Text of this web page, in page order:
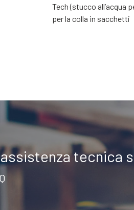
Tech (stucco all’acqua
per la colla in sacchetti
tecnica